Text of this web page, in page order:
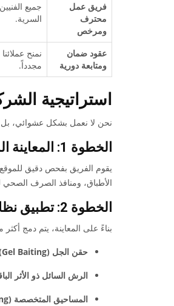
فريق عمل
محترف
ومرخص
جميع
السرية.
عقود ضمان
ومتابعة دورية
نمنح
مجدداً.
استراتيجية
نحن لا نعمل بشكل عشوائي، بل
الخطوة 1: المعاينة الدقيقة (Inspection)
يقوم الفريق بفحص دقيق
الأطباق، ومنافذ الصرف الصحي
الخطوة 2: تطبيق نظام المكافحة المتكامل (IPM)
بناءً على المعاينة، يتم دمج
حقن الجل (Gel Baiting):
الرش السائل ذو الأثر
المساحيق المتخصصة (Dusting):